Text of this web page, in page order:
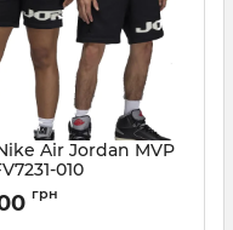
Air Jordan MVP
010
FV7231-010-S
грн